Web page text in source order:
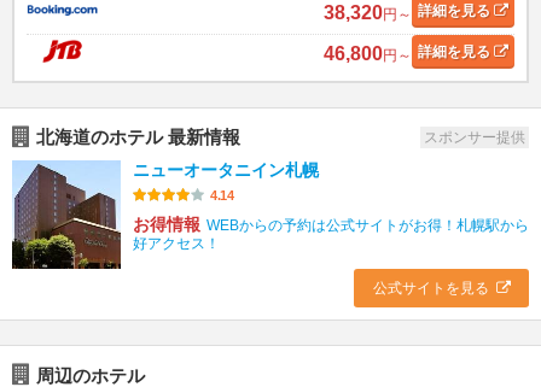
38,320円～ 詳細を見る
46,800円～ 詳細を見る
北海道のホテル 最新情報 スポンサー提供
ニューオータニイン札幌
4.14
お得情報 WEBからの予約は公式サイトがお得！札幌駅から
好アクセス！
公式サイトを見る
周辺のホテル